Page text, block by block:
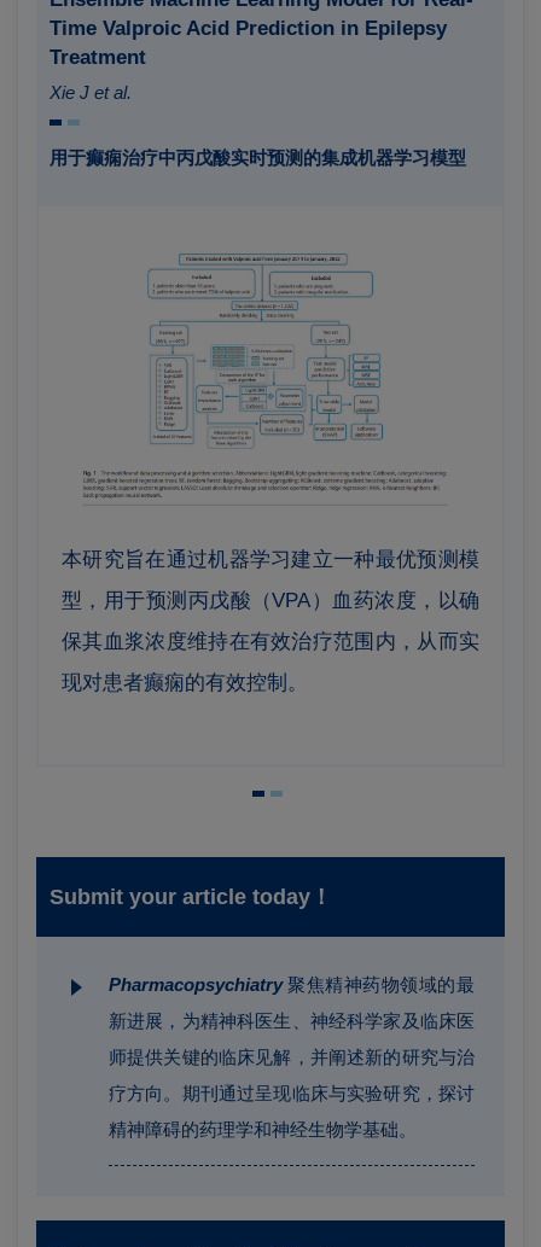
Time Valproic Acid Prediction in Epilepsy
Treatment
Xie J et al.
用于癫痫治疗中丙戊酸实时预测的集成机器学习模型
本研究旨在通过机器学习建立一种最优预测模
型，用于预测丙戊酸（VPA）血药浓度，以确
保其血浆浓度维持在有效治疗范围内，从而实
现对患者癫痫的有效控制。
Submit your article today！
Pharmacopsychiatry聚焦精神药物领域的最
新进展，为精神科医生、神经科学家及临床医
师提供关键的临床见解，并阐述新的研究与治
疗方向。期刊通过呈现临床与实验研究，探讨
精神障碍的药理学和神经生物学基础。